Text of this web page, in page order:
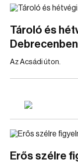
Tároló és
Debrecenben
Az Acsádi úton.
Erős szélre